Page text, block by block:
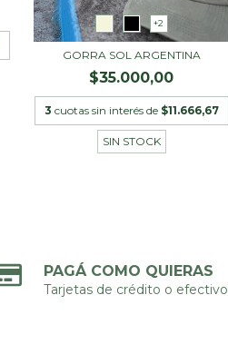
+2
GORRA SOL ARGENTINA
$35.000,00
3 cuotas sin interés de $11.666,67
SIN STOCK
PAGÁ COMO QUIERAS
Tarjetas de crédito o efectivo